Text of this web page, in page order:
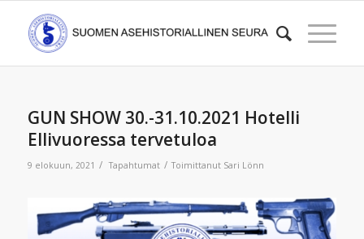
GUN SHOW 30.-31.10.2021 Hotelli
Ellivuoressa tervetuloa
9 elokuun, 2021 / Tapahtumat / Toimittanut Sari Lönn